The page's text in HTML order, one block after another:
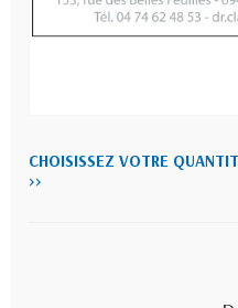
CHOISISSEZ VOTRE
>>